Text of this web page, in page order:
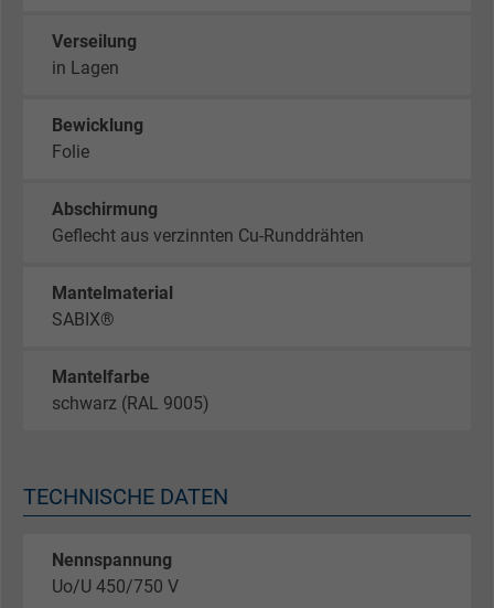
Verseilung
in Lagen
Bewicklung
Folie
Abschirmung
Geflecht aus verzinnten Cu-Runddrähten
Mantelmaterial
SABIX®
Mantelfarbe
schwarz (RAL 9005)
TECHNISCHE DATEN
Nennspannung
Uo/U 450/750 V